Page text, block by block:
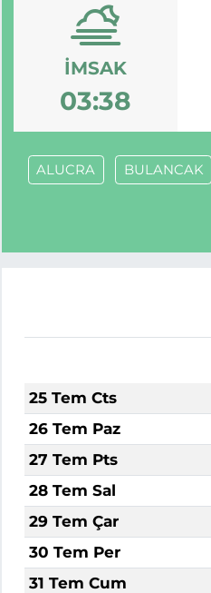
İMSAK
03:38
ALUCRA BULANCAK
25 Tem Cts
26 Tem Paz
27 Tem Pts
28 Tem Sal
29 Tem Çar
30 Tem Per
31 Tem Cum